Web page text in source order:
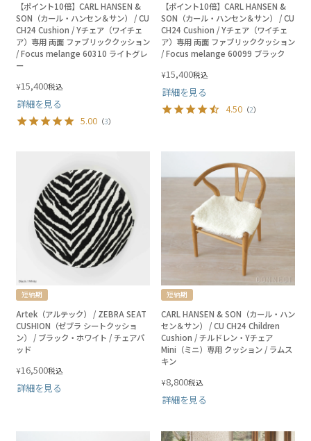
【ポイント10倍】CARL HANSEN &
SON（カール・ハンセン＆サン） / CU
CH24 Cushion / Yチェア（ワイチェ
ア）専用 両面 ファブリッククッション
/ Focus melange 60310 ライトグレ
ー
¥15,400税込
詳細を見る
5.00 （3）
【ポイント10倍】CARL HANSEN &
SON（カール・ハンセン＆サン） / CU
CH24 Cushion / Yチェア（ワイチェ
ア）専用 両面 ファブリッククッション
/ Focus melange 60099 ブラック
¥15,400税込
詳細を見る
4.50 （2）
短納期
Artek（アルテック） / ZEBRA SEAT
CUSHION（ゼブラ シートクッショ
ン） / ブラック・ホワイト / チェアパ
ッド
¥16,500税込
詳細を見る
短納期
CARL HANSEN & SON（カール・ハン
セン＆サン） / CU CH24 Children
Cushion / チルドレン・Yチェア
Mini（ミニ）専用 クッション / ラムス
キン
¥8,800税込
詳細を見る